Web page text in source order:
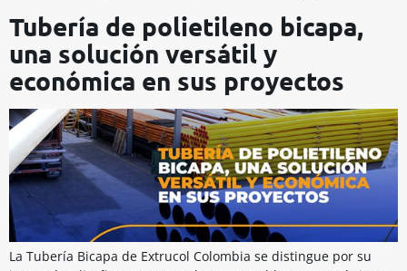
Tubería de polietileno bicapa,
una solución versátil y
económica en sus proyectos
La Tubería Bicapa de Extrucol Colombia se distingue por su